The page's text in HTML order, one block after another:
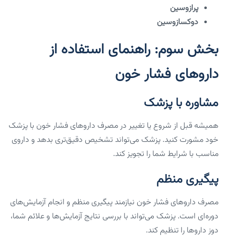
پرازوسین
دوکسازوسین
بخش سوم: راهنمای استفاده از
داروهای فشار خون
مشاوره با پزشک
همیشه قبل از شروع یا تغییر در مصرف داروهای فشار خون با پزشک
خود مشورت کنید. پزشک می‌تواند تشخیص دقیق‌تری بدهد و داروی
مناسب با شرایط شما را تجویز کند.
پیگیری منظم
مصرف داروهای فشار خون نیازمند پیگیری منظم و انجام آزمایش‌های
دوره‌ای است. پزشک می‌تواند با بررسی نتایج آزمایش‌ها و علائم شما،
دوز داروها را تنظیم کند.